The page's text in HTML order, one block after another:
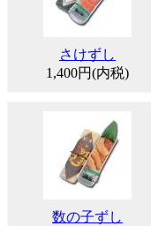
さけずし
1,400円(内税)
数の子ずし